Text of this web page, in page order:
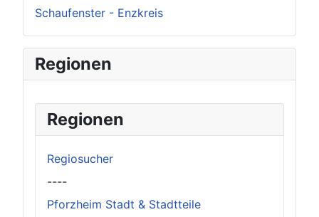
Schaufenster - Enzkreis
Regionen
Regionen
Regiosucher
----
Pforzheim Stadt & Stadtteile